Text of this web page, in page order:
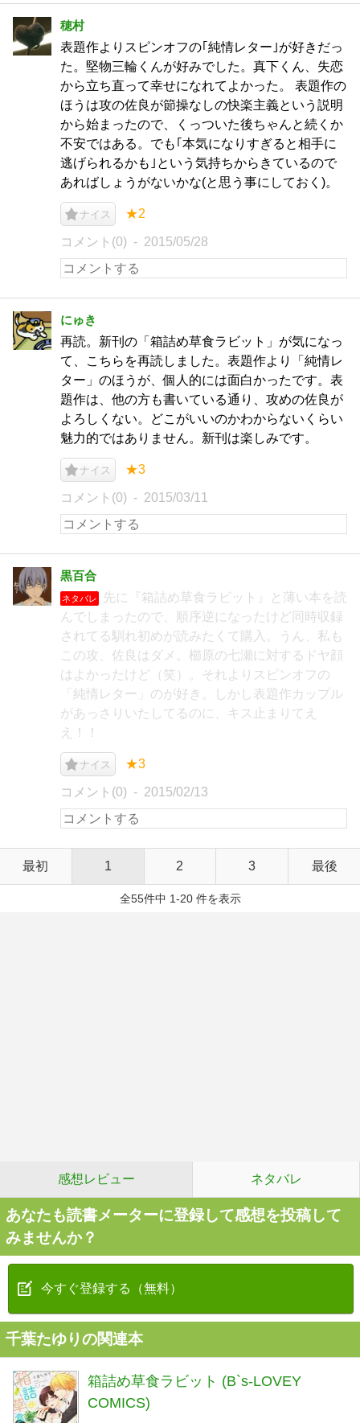
穂村
表題作よりスピンオフの｢純情レター｣が好きだっ
た。堅物三輪くんが好みでした。真下くん、失恋
から立ち直って幸せになれてよかった。 表題作の
ほうは攻の佐良が節操なしの快楽主義という説明
から始まったので、くっついた後ちゃんと続くか
不安ではある。でも｢本気になりすぎると相手に
逃げられるかも｣という気持ちからきているので
あればしょうがないかな(と思う事にしておく)。
ナイス ★2
コメント(0) 2015/05/28
にゅき
再読。新刊の「箱詰め草食ラビット」が気になっ
て、こちらを再読しました。表題作より「純情レ
ター」のほうが、個人的には面白かったです。表
題作は、他の方も書いている通り、攻めの佐良が
よろしくない。どこがいいのかわからないくらい
魅力的ではありません。新刊は楽しみです。
ナイス ★3
コメント(0) 2015/03/11
黒百合
ネタバレ
先に『箱詰め草食ラビット』と薄い本を読
んでしまったので、順序逆になったけど同時収録
されてる馴れ初めが読みたくて購入。うん、私も
この攻、佐良はダメ。櫛原の七瀬に対するドヤ顔
はよかったけど（笑）。それよりスピンオフの
「純情レター」のが好き。しかし表題作カップル
があっさりいたしてるのに、キス止まりてえ
え！！
ナイス ★3
コメント(0) 2015/02/13
最初 1 2 3 最後
全55件中 1-20 件を表示
感想レビュー ネタバレ
あなたも読書メーターに登録して感想を投稿して
みませんか？
今すぐ登録する（無料）
千葉たゆりの関連本
箱詰め草食ラビット (B`s-LOVEY
COMICS)